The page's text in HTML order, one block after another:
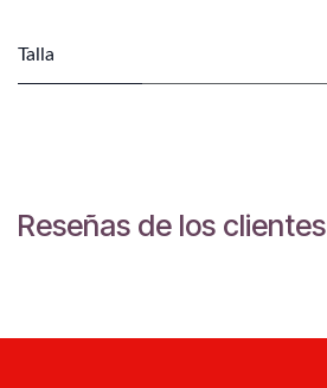
Talla
Reseñas de los clientes